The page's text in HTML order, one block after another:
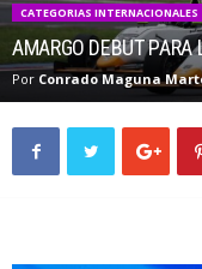
CATEGORIAS INTERNACIONALES
AMARGO DEBUT PARA
Por Conrado Maguna